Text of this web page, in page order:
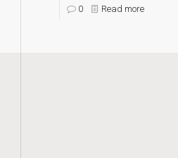
0 Read more